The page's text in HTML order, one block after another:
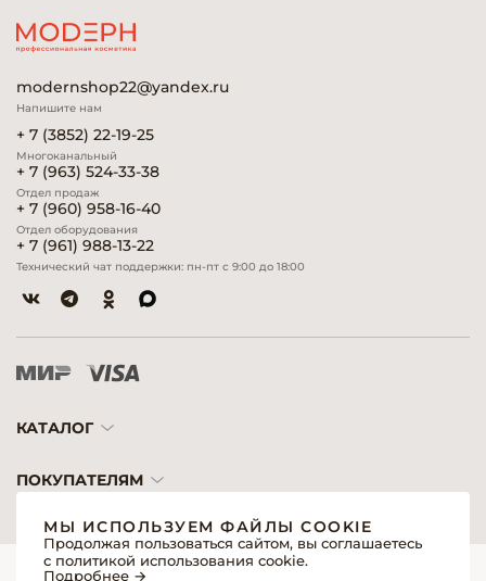
modernshop22@yandex.ru
Напишите нам
+ 7 (3852) 22-19-25
Многоканальный
+ 7 (963) 524-33-38
Отдел продаж
+ 7 (960) 958-16-40
Отдел оборудования
+ 7 (961) 988-13-22
Технический чат поддержки: пн-пт с 9:00 до 18:00
КАТАЛОГ
ПОКУПАТЕЛЯМ
© 2026 «Модерн»— Косметика и оборудование для профессионалов
Создание сайтов
МЫ ИСПОЛЬЗУЕМ ФАЙЛЫ COOKIE
Продолжая пользоваться сайтом, вы соглашаетесь
с политикой использования cookie.
Подробнее →